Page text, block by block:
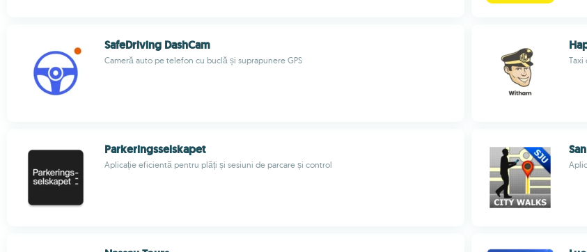
SafeDriving DashCam
Cameră auto pe telefon cu buclă și suprapunere GPS Taxi
Parkeringsselskapet
Aplicație eficientă pentru plăți și sesiuni de parcare și control